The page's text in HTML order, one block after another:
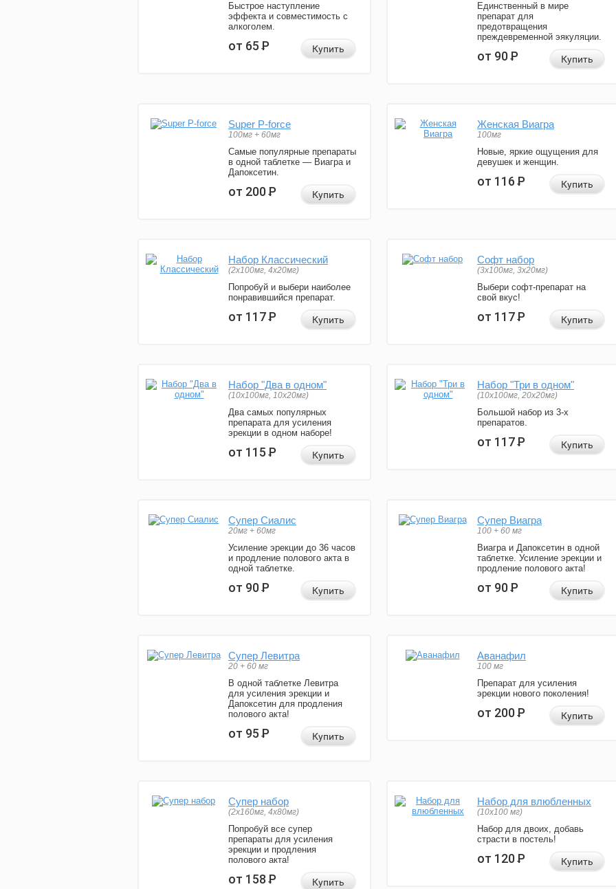
Быстрое наступление
эффекта и совместимость с
алкоголем.
от 65Р Купить
Единственный в мире
препарат для
предотвращения
преждевременной эякуляции.
от 90Р Купить
Super P-force
100мг + 60мг
Самые популярные препараты
в одной таблетке — Виагра и
Дапоксетин.
от 200Р Купить
Женская Виагра
100мг
Новые, яркие ощущения для
девушек и женщин.
от 116Р Купить
Набор Классический
(2x100мг, 4x20мг)
Попробуй и выбери наиболее
понравившийся препарат.
от 117Р Купить
Софт набор
(3x100мг, 3x20мг)
Выбери софт-препарат на
свой вкус!
от 117Р Купить
Набор "Два в одном"
(10x100мг, 10x20мг)
Два самых популярных
препарата для усиления
эрекции в одном наборе!
от 115Р Купить
Набор "Три в одном"
(10x100мг, 20x20мг)
Большой набор из 3-х
препаратов.
от 117Р Купить
Супер Сиалис
20мг + 60мг
Усиление эрекции до 36 часов
и продление полового акта в
одной таблетке.
от 90Р Купить
Супер Виагра
100 + 60 мг
Виагра и Дапоксетин в одной
таблетке. Усиление эрекции и
продление полового акта!
от 90Р Купить
Супер Левитра
20 + 60 мг
В одной таблетке Левитра
для усиления эрекции и
Дапоксетин для продления
полового акта!
от 95Р Купить
Аванафил
100 мг
Препарат для усиления
эрекции нового поколения!
от 200Р Купить
Супер набор
(2х160мг, 4х80мг)
Попробуй все супер
препараты для усиления
эрекции и продления
полового акта!
от 158Р Купить
Набор для влюбленных
(10х100 мг)
Набор для двоих, добавь
страсти в постель!
от 120Р Купить